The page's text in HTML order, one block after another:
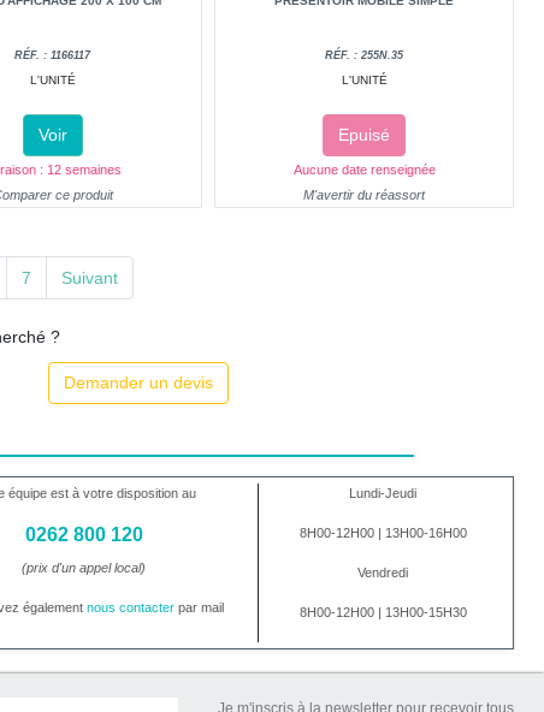
RÉF. : 1166117
L'UNITÉ
Voir
: 12 semaines
ce produit
RÉF. : 255N.35
L'UNITÉ
Epuisé
Aucune date renseignée
M'avertir du réassort
7 Suivant
?
Demander un devis
équipe est à votre disposition au
0262 800 120
(prix d'un appel local)
égalementnous contacter par mail
Lundi-Jeudi
8H00-12H00 | 13H00-16H00
Vendredi
8H00-12H00 | 13H00-15H30
Je m'inscris à la newsletter pour recevoir tous